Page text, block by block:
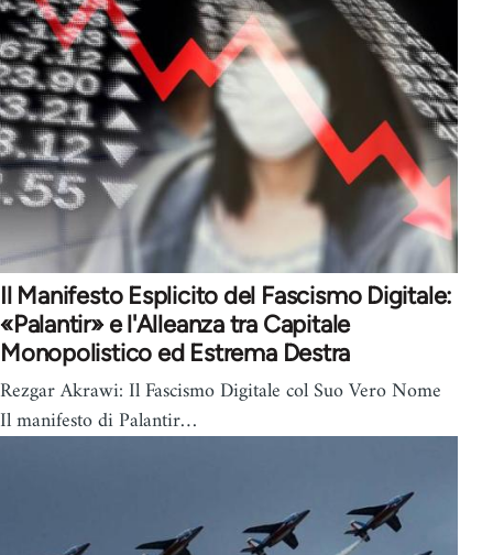
Il Manifesto Esplicito del Fascismo Digitale:
«Palantir» e l'Alleanza tra Capitale
Monopolistico ed Estrema Destra
Rezgar Akrawi: Il Fascismo Digitale col Suo Vero Nome
Il manifesto di Palantir…